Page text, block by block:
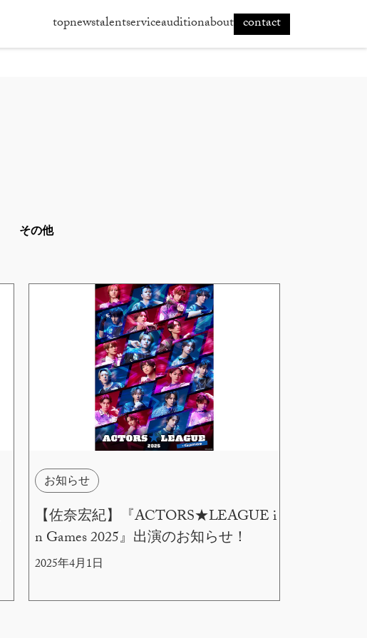
topnewstalentserviceauditionabout contact
その他
お知らせ
【佐奈宏紀】『ACTORS★LEAGUE i
n Games 2025』出演のお知らせ！
2025年4月1日